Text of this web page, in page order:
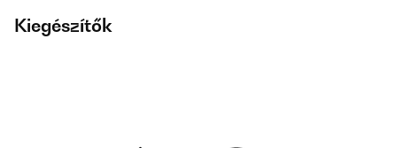
Kiegészítők